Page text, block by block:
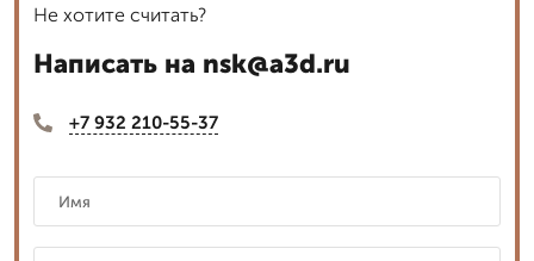
Не хотите считать?
Написать на nsk@a3d.ru
+7 932 210-55-37